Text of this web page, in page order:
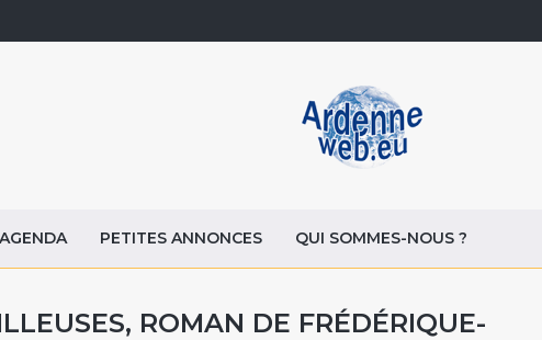
AGENDA PETITES ANNONCES QUI SOMMES-NOUS ?
ROMAN DE FRÉDÉRIQUE-